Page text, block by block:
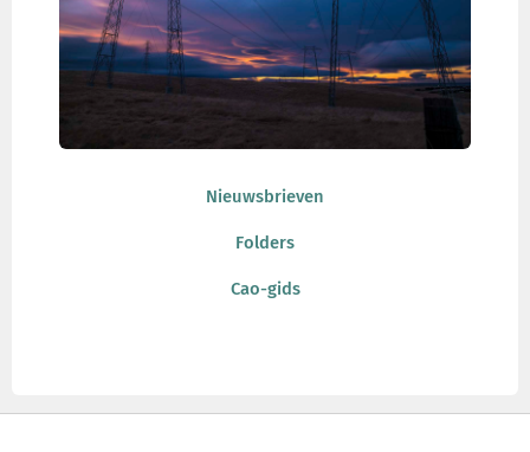
Nieuwsbrieven
Folders
Cao-gids